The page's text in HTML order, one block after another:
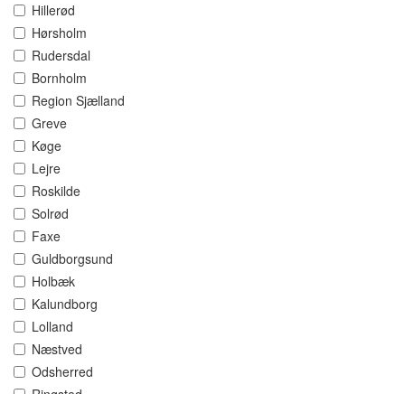
Hillerød
Hørsholm
Rudersdal
Bornholm
Region Sjælland
Greve
Køge
Lejre
Roskilde
Solrød
Faxe
Guldborgsund
Holbæk
Kalundborg
Lolland
Næstved
Odsherred